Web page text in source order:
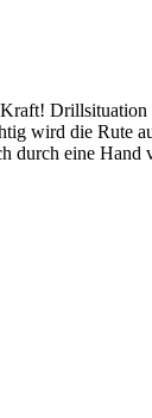
wird die Rute
eine Hand